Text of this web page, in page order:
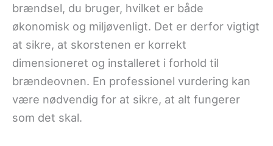
brændsel, du bruger, hvilket er både
økonomisk og miljøvenligt. Det er derfor vigtigt
at sikre, at skorstenen er korrekt
dimensioneret og installeret i forhold til
brændeovnen. En professionel vurdering kan
være nødvendig for at sikre, at alt fungerer
som det skal.